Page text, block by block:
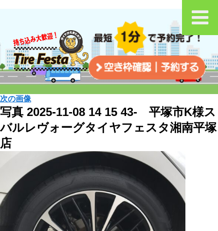
次の画像
写真 2025-11-08 14 15 43- 平塚市K様ス
バルレヴォーグタイヤフェスタ湘南平塚
店